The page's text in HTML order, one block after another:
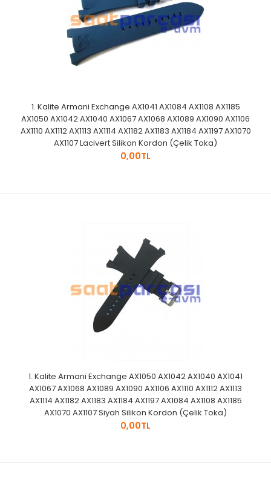
1. Kalite Armani Exchange AX1041 AX1084 AX1108 AX1185
AX1050 AX1042 AX1040 AX1067 AX1068 AX1089 AX1090 AX1106
AX1110 AX1112 AX1113 AX1114 AX1182 AX1183 AX1184 AX1197 AX1070
AX1107 Lacivert Silikon Kordon (Çelik Toka)
0,00TL
1. Kalite Armani Exchange AX1050 AX1042 AX1040 AX1041
AX1067 AX1068 AX1089 AX1090 AX1106 AX1110 AX1112 AX1113
AX1114 AX1182 AX1183 AX1184 AX1197 AX1084 AX1108 AX1185
AX1070 AX1107 Siyah Silikon Kordon (Çelik Toka)
0,00TL